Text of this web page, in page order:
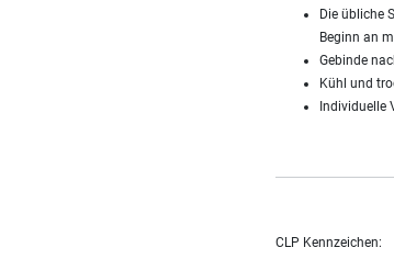
Die übliche
Beginn an
Gebinde
Kühl und
Individuelle
CLP Kennzeichen: